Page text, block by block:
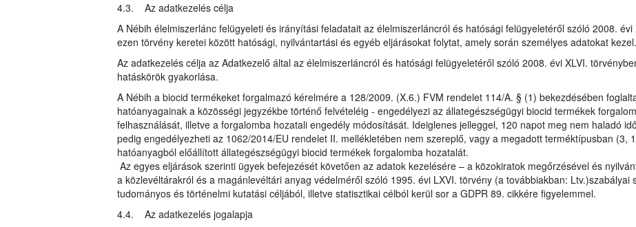
4.3. Az adatkezelés célja
A Nébih élelmiszerlánc felügyeleti és irányítási feladatait az élelmiszerláncról és hatósági felügyeletéről szóló 2008.
ezen törvény keretei között hatósági, nyilvántartási és egyéb eljárásokat folytat, amely során személyes adatokat kezel.
Az adatkezelés célja az Adatkezelő által az élelmiszerláncról és hatósági felügyeletéről szóló 2008. évi XLVI.
hatáskörök gyakorlása.
A Nébih a biocid termékeket forgalmazó kérelmére a 128/2009. (X.6.) FVM rendelet 114/A. § (1) bekezdésében
hatóanyagainak a közösségi jegyzékbe történő felvételéig - engedélyezi az állategészségügyi biocid termékek
felhasználását, illetve a forgalomba hozatali engedély módosítását. Ideiglenes jelleggel, 120 napot meg nem haladó
pedig engedélyezheti az 1062/2014/EU rendelet II. mellékletében nem szereplő, vagy a megadott terméktípusban (3,
hatóanyagból előállított állategészségügyi biocid termékek forgalomba hozatalát.
Az egyes eljárások szerinti ügyek befejezését követően az adatok kezelésére – a közokiratok megőrzésével és
a közlevéltárakról és a magánlevéltári anyag védelméről szóló 1995. évi LXVI. törvény (a továbbiakban: Ltv.)szabályai
tudományos és történelmi kutatási céljából, illetve statisztikai célból kerül sor a GDPR 89. cikkére figyelemmel.
4.4. Az adatkezelés jogalapja